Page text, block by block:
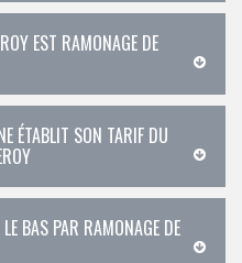
EST RAMONAGE DE
ÉTABLIT SON TARIF DU
BAS PAR RAMONAGE DE